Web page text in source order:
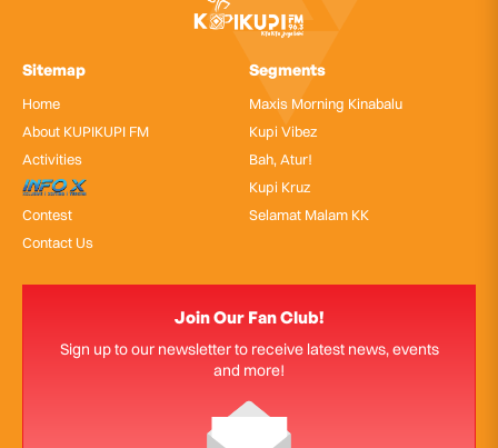
Sitemap
Home
About KUPIKUPI FM
Activities
InfoX
Contest
Contact Us
Segments
Maxis Morning Kinabalu
Kupi Vibez
Bah, Atur!
Kupi Kruz
Selamat Malam KK
Join Our Fan Club!
Sign up to our newsletter to receive latest news, events
and more!